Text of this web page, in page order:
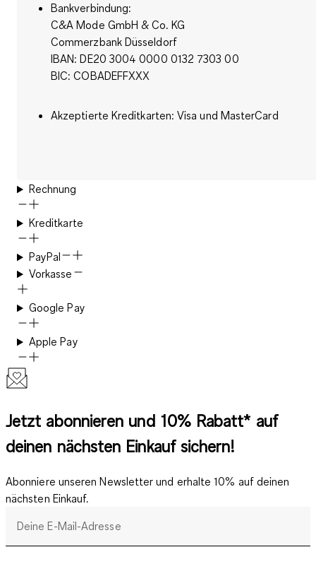
Bankverbindung:
C&A Mode GmbH & Co. KG
Commerzbank Düsseldorf
IBAN: DE20 3004 0000 0132 7303 00
BIC: COBADEFFXXX
Akzeptierte Kreditkarten: Visa und MasterCard
Rechnung
Kreditkarte
PayPal
Vorkasse
Google Pay
Apple Pay
Jetzt abonnieren und 10% Rabatt* auf
deinen nächsten Einkauf sichern!
Abonniere unseren Newsletter und erhalte 10% auf deinen
nächsten Einkauf.
Deine E-Mail-Adresse